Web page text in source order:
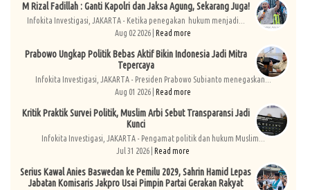
M Rizal Fadillah : Ganti Kapolri dan Jaksa Agung, Sekarang Juga!
Infokita Investigasi, JAKARTA - Ketika penegakan hukum menjadi...
Aug 02 2026 | Read more
Prabowo Ungkap Politik Bebas Aktif Bikin Indonesia Jadi Mitra
Tepercaya
Infokita Investigasi, JAKARTA - Presiden Prabowo Subianto menegaskan...
Aug 01 2026 | Read more
Kritik Praktik Survei Politik, Muslim Arbi Sebut Transparansi Jadi
Kunci
Infokita Investigasi, JAKARTA - Pengamat politik dan hukum Muslim...
Jul 31 2026 | Read more
Serius Kawal Anies Baswedan ke Pemilu 2029, Sahrin Hamid Lepas
Jabatan Komisaris Jakpro Usai Pimpin Partai Gerakan Rakyat